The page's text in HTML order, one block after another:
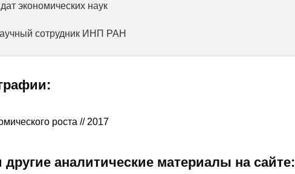
экономических наук
сотрудник ИНП РАН
роста // 2017
аналитические материалы на сайте: